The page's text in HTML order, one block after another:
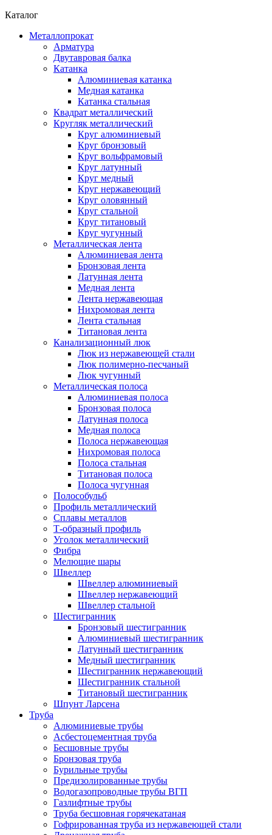
Каталог
Металлопрокат
Арматура
Двутавровая балка
Катанка
Алюминиевая катанка
Медная катанка
Катанка стальная
Квадрат металлический
Кругляк металлический
Круг алюминиевый
Круг бронзовый
Круг вольфрамовый
Круг латунный
Круг медный
Круг нержавеющий
Круг оловянный
Круг стальной
Круг титановый
Круг чугунный
Металлическая лента
Алюминиевая лента
Бронзовая лента
Латунная лента
Медная лента
Лента нержавеющая
Нихромовая лента
Лента стальная
Титановая лента
Канализационный люк
Люк из нержавеющей стали
Люк полимерно-песчаный
Люк чугунный
Металлическая полоса
Алюминиевая полоса
Бронзовая полоса
Латунная полоса
Медная полоса
Полоса нержавеющая
Нихромовая полоса
Полоса стальная
Титановая полоса
Полоса чугунная
Полособульб
Профиль металлический
Сплавы металлов
Т-образный профиль
Уголок металлический
Фибра
Мелющие шары
Швеллер
Швеллер алюминиевый
Швеллер нержавеющий
Швеллер стальной
Шестигранник
Бронзовый шестигранник
Алюминиевый шестигранник
Латунный шестигранник
Медный шестигранник
Шестигранник нержавеющий
Шестигранник стальной
Титановый шестигранник
Шпунт Ларсена
Труба
Алюминиевые трубы
Асбестоцементная труба
Бесшовные трубы
Бронзовая труба
Бурильные трубы
Предизолированные трубы
Водогазопроводные трубы ВГП
Газлифтные трубы
Труба бесшовная горячекатаная
Гофрированная труба из нержавеющей стали